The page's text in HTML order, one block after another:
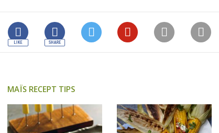
MAÏS RECEPT TIPS